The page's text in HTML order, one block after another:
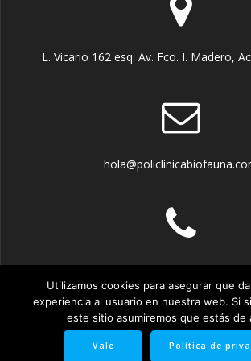
L. Vicario 162 esq. Av. Fco. I. Madero,
© 2026 Policlínica Biofauna. Creado
Utilizamos cookies para asegurar que
experiencia al usuario en nuestra web. Si
este sitio asumiremos que estás de
Vale Política de